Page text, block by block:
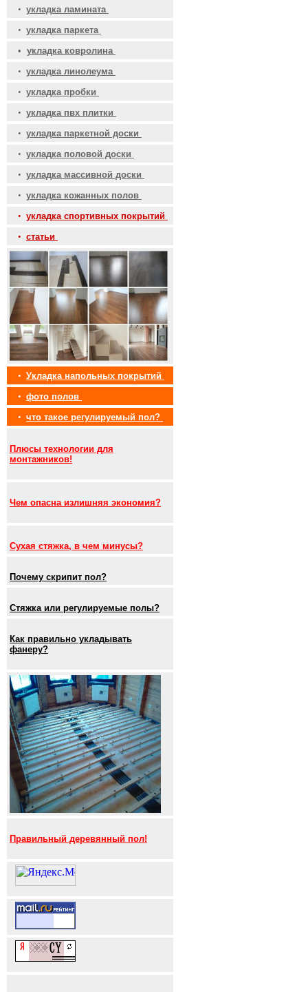
• укладка ламината
• укладка паркета
• укладка ковролина
• укладка линолеума
• укладка пробки
• укладка пвх плитки
• укладка паркетной доски
• укладка половой доски
• укладка массивной доски
• укладка кожанных полов
• укладка спортивных покрытий
• статьи
• Укладка напольных покрытий
• фото полов
• что такое регулируемый пол?
Плюсы технологии для
монтажников!
Чем опасна излишняя экономия?
Сухая стяжка, в чем минусы?
Почему скрипит пол?
Стяжка или регулируемые полы?
Как правильно укладывать
фанеру?
Правильный деревянный пол!